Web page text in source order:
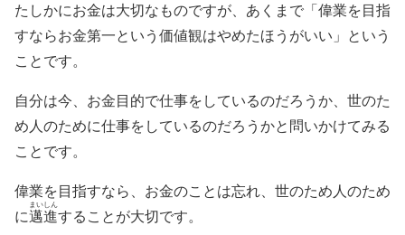
たしかにお金は大切なものですが、あくまで「偉業を目指
すならお金第一という価値観はやめたほうがいい」という
ことです。
自分は今、お金目的で仕事をしているのだろうか、世のた
め人のために仕事をしているのだろうかと問いかけてみる
ことです。
偉業を目指すなら、お金のことは忘れ、世のため人のため
に邁進
まいしん
することが大切です。